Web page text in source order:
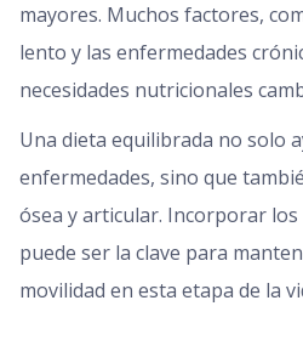
mayores. Muchos factores,
lento y las enfermedades
necesidades nutricionales
Una dieta equilibrada no solo
enfermedades, sino que
ósea y articular. Incorporar
puede ser la clave para
movilidad en esta etapa de la